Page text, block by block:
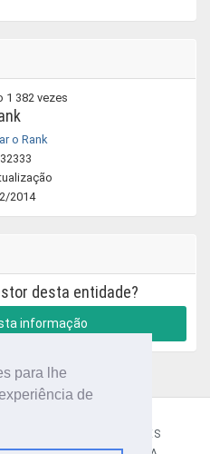
para lhe
de
1 382 vezes
o Rank
2014
desta entidade?
informação
TERMOS E CONDIÇÕES